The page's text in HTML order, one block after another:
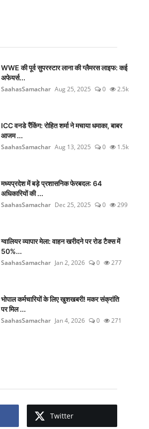
WWE की पूर्व सुपरस्टार लाना की ग्लैमरस लाइफ: कई
अफेयर्स...
SaahasSamachar Aug 25, 2025 0 2.5k
ICC वनडे रैंकिंग: रोहित शर्मा ने मचाया धमाका, बाबर
आजम ...
SaahasSamachar Aug 13, 2025 0 1.5k
मध्यप्रदेश में बड़े प्रशासनिक फेरबदल: 64
अधिकारियों की ...
SaahasSamachar Dec 25, 2025 0 299
ग्वालियर व्यापार मेला: वाहन खरीदने पर रोड टैक्स में
50%...
SaahasSamachar Jan 2, 2026 0 277
भोपाल कर्मचारियों के लिए खुशखबरी! मकर संक्रांति
पर मिल ...
SaahasSamachar Jan 4, 2026 0 271
Twitter